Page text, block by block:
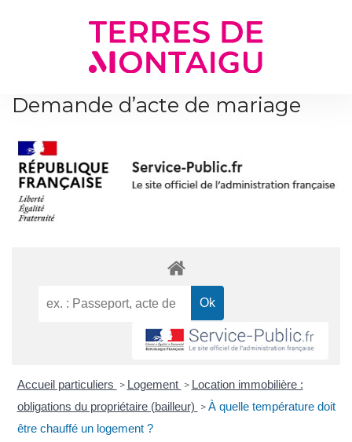
Demande d’acte de mariage
Accueil particuliers > Logement > Location immobilière :
obligations du propriétaire (bailleur) > À quelle température doit
être chauffé un logement ?